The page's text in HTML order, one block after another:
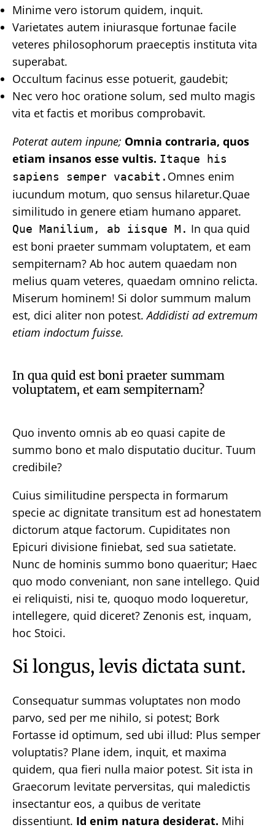
Minime vero istorum quidem, inquit.
Varietates autem iniurasque fortunae facile
veteres philosophorum praeceptis instituta vita
superabat.
Occultum facinus esse potuerit, gaudebit;
Nec vero hoc oratione solum, sed multo magis
vita et factis et moribus comprobavit.
Poterat autem inpune; Omnia contraria, quos
etiam insanos esse vultis. Itaque his
sapiens semper vacabit. Omnes enim
iucundum motum, quo sensus hilaretur.Quae
similitudo in genere etiam humano apparet.
Que Manilium, ab iisque M. In qua quid
est boni praeter summam voluptatem, et eam
sempiternam? Ab hoc autem quaedam non
melius quam veteres, quaedam omnino relicta.
Miserum hominem! Si dolor summum malum
est, dici aliter non potest.Addidisti ad extremum
etiam indoctum fuisse.
In qua quid est boni praeter summam
voluptatem, et eam sempiternam?
Quo invento omnis ab eo quasi capite de
summo bono et malo disputatio ducitur. Tuum
credibile?
Cuius similitudine perspecta in formarum
specie ac dignitate transitum est ad honestatem
dictorum atque factorum. Cupiditates non
Epicuri divisione finiebat, sed sua satietate.
Nunc de hominis summo bono quaeritur; Haec
quo modo conveniant, non sane intellego. Quid
ei reliquisti, nisi te, quoquo modo loqueretur,
intellegere, quid diceret? Zenonis est, inquam,
hoc Stoici.
Si longus, levis dictata sunt.
Consequatur summas voluptates non modo
parvo, sed per me nihilo, si potest; Bork
Fortasse id optimum, sed ubi illud: Plus semper
voluptatis? Plane idem, inquit, et maxima
quidem, qua fieri nulla maior potest. Sit ista in
Graecorum levitate perversitas, qui maledictis
insectantur eos, a quibus de veritate
dissentiunt. Id enim natura desiderat. Mihi